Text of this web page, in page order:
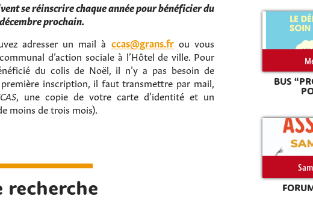
se réinscrire chaque année pour bénéficier du
prochain.
adresser un mail à ccas@grans.frou vous
d’action sociale à l’Hôtel de ville. Pour
du colis de Noël, il n’y a pas besoin de
inscription, il faut transmettre par mail,
, une copie de votre carte d’identité et un
moins de trois mois).
recherche
BUS